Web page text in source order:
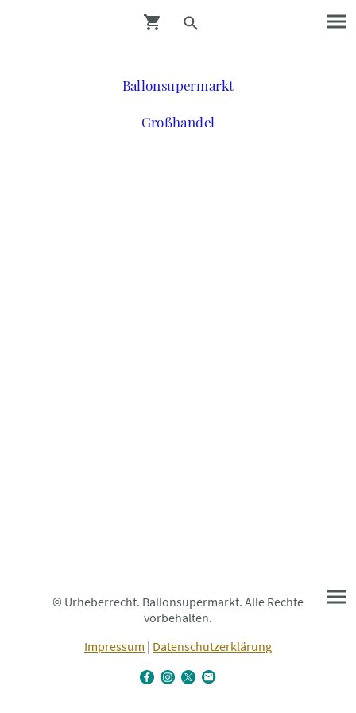
Ballonsupermarkt
Großhandel
© Urheberrecht. Ballonsupermarkt. Alle Rechte
vorbehalten.
Impressum | Datenschutzerklärung